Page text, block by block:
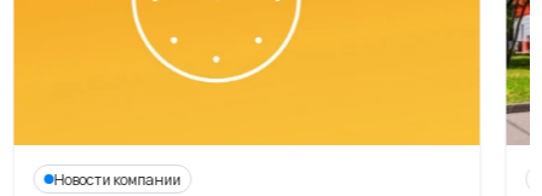
Новости компании